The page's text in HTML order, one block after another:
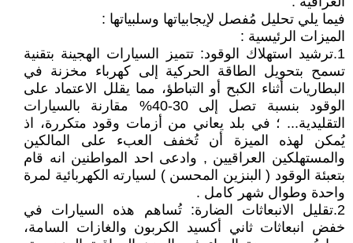
فيما يلي تحليل مُفصل لإيجابياتها وسلبياتها :
الميزات الرئيسية :
1.ترشيد استهلاك الوقود: تتميز السيارات الهجينة بتقنية
تسمح بتحويل الطاقة الحركية إلى كهرباء مخزنة في
البطاريات أثناء الكبح أو التباطؤ، مما يقلل الاعتماد على
الوقود بنسبة تصل إلى 30-40% مقارنة بالسيارات
التقليدية... ؛ في بلد يعاني من أزمات وقود متكررة، اذ
يُمكن لهذه الميزة أن تُخفف العبء على المالكين
والمستهلكين العراقيين , وادعى احد المواطنين انه قام
بتعبئة الوقود ( البنزين المحسن ) لسيارته الكهربائية لمرة
واحدة وطوال شهر كامل .
2.تقليل الانبعاثات الضارة: تُساهم هذه السيارات في
خفض انبعاثات ثاني أكسيد الكربون والغازات السامة،